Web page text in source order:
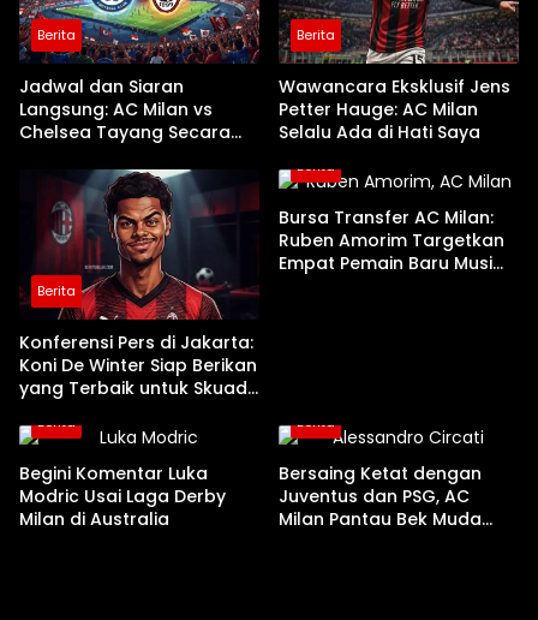
Berita
Jadwal dan Siaran
Langsung: AC Milan vs
Chelsea Tayang Secara
Berita
Wawancara Eksklusif Jens
Petter Hauge: AC Milan
Selalu Ada di Hati Saya
Berita
Konferensi Pers di Jakarta:
Koni De Winter Siap Berikan
yang Terbaik untuk Skuad
Berita
Bursa Transfer AC Milan:
Ruben Amorim Targetkan
Empat Pemain Baru Musim
Berita
Begini Komentar Luka
Modric Usai Laga Derby
Milan di Australia
Berita
Bersaing Ketat dengan
Juventus dan PSG, AC
Milan Pantau Bek Muda